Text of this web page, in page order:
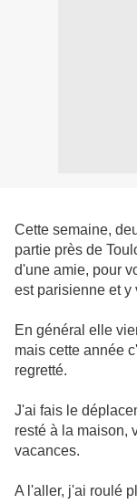
Cette semaine,
partie près de
d'une amie, pour
est parisienne et y
En général elle
mais cette année
regretté.
J'ai fais le
resté à la maison,
vacances.
A l'aller, j'ai roulé